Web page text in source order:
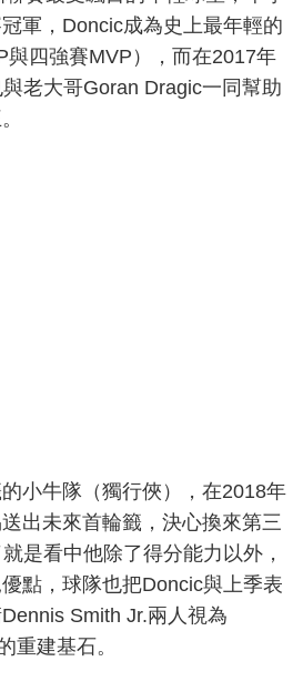
軍，Doncic成為史上最年輕的
與四強賽MVP），而在2017年
老大哥Goran Dragic一同幫助
小牛隊（獨行俠），在2018年
出未來首輪籤，決心換來第三
是看中他除了得分能力以外，
點，球隊也把Doncic與上季表
Smith Jr.兩人視為
重建基石。